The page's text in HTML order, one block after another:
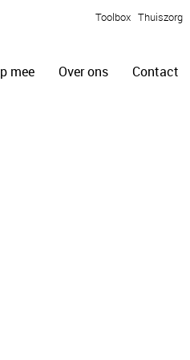
Toolbox Thuiszorg
mee Over ons Contact